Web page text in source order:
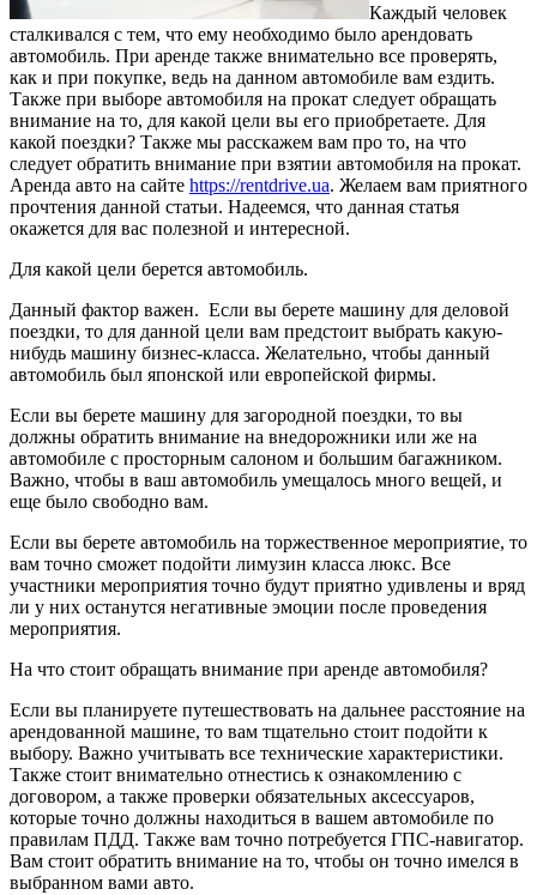
Каждый человек
сталкивался с тем, что ему необходимо было арендовать
автомобиль. При аренде также внимательно все проверять,
как и при покупке, ведь на данном автомобиле вам ездить.
Также при выборе автомобиля на прокат следует обращать
внимание на то, для какой цели вы его приобретаете. Для
какой поездки? Также мы расскажем вам про то, на что
следует обратить внимание при взятии автомобиля на прокат.
Аренда авто на сайте https://rentdrive.ua. Желаем вам приятного
прочтения данной статьи. Надеемся, что данная статья
окажется для вас полезной и интересной.
Для какой цели берется автомобиль.
Данный фактор важен. Если вы берете машину для деловой
поездки, то для данной цели вам предстоит выбрать какую-
нибудь машину бизнес-класса. Желательно, чтобы данный
автомобиль был японской или европейской фирмы.
Если вы берете машину для загородной поездки, то вы
должны обратить внимание на внедорожники или же на
автомобиле с просторным салоном и большим багажником.
Важно, чтобы в ваш автомобиль умещалось много вещей, и
еще было свободно вам.
Если вы берете автомобиль на торжественное мероприятие, то
вам точно сможет подойти лимузин класса люкс. Все
участники мероприятия точно будут приятно удивлены и вряд
ли у них останутся негативные эмоции после проведения
мероприятия.
На что стоит обращать внимание при аренде автомобиля?
Если вы планируете путешествовать на дальнее расстояние на
арендованной машине, то вам тщательно стоит подойти к
выбору. Важно учитывать все технические характеристики.
Также стоит внимательно отнестись к ознакомлению с
договором, а также проверки обязательных аксессуаров,
которые точно должны находиться в вашем автомобиле по
правилам ПДД. Также вам точно потребуется ГПС-навигатор.
Вам стоит обратить внимание на то, чтобы он точно имелся в
выбранном вами авто.